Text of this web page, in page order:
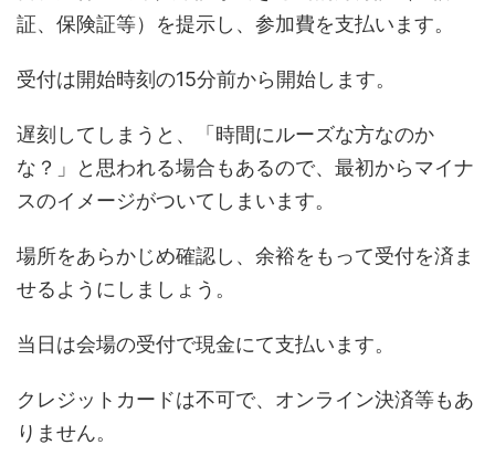
証、保険証等）を提示し、参加費を支払います。
受付は開始時刻の15分前から開始します。
遅刻してしまうと、「時間にルーズな方なのか
な？」と思われる場合もあるので、最初からマイナ
スのイメージがついてしまいます。
場所をあらかじめ確認し、余裕をもって受付を済ま
せるようにしましょう。
当日は会場の受付で現金にて支払います。
クレジットカードは不可で、オンライン決済等もあ
りません。